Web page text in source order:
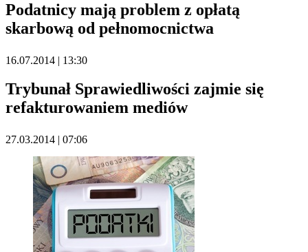
Podatnicy mają problem z opłatą
skarbową od pełnomocnictwa
16.07.2014 | 13:30
Trybunał Sprawiedliwości zajmie się
refakturowaniem mediów
27.03.2014 | 07:06